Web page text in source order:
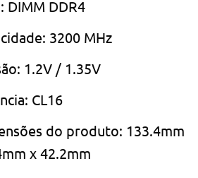
DIMM DDR4
3200 MHz
1.2V / 1.35V
CL16
do produto: 133.4mm
x 42.2mm